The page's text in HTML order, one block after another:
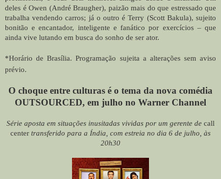
deles é Owen (André Braugher), paizão mais do que estressado que
trabalha vendendo carros; já o outro é Terry (Scott Bakula), sujeito
bonitão e encantador, inteligente e fanático por exercícios – que
ainda vive lutando em busca do sonho de ser ator.
*Horário de Brasília. Programação sujeita a alterações sem aviso
prévio.
O choque entre culturas é o tema da nova comédia
OUTSOURCED, em julho no Warner Channel
Série aposta em situações inusitadas vividas por um gerente de call
center transferido para a Índia, com estreia no dia 6 de julho, às
20h30